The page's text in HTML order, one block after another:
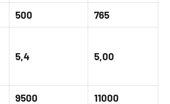
500 765
5,4 5,00
9500 11000